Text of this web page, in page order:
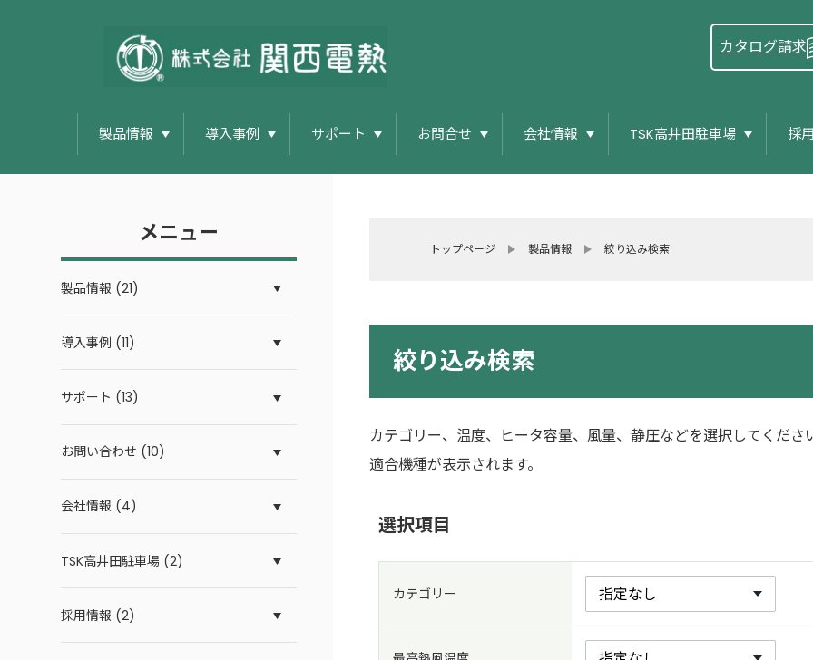
製品情報 導入事例 サポート お問合せ 会社情報 TSK高井田駐車場 採
カタログ請求
トップページ 製品情報 絞り込み検索
絞り込み検索
カテゴリー、温度、ヒータ容量、風量、静圧などを選択してくださ
適合機種が表示されます。
選択項目
カテゴリー
メニュー
製品情報 (21)
導入事例 (11)
サポート (13)
お問い合わせ (10)
会社情報 (4)
TSK高井田駐車場 (2)
採用情報 (2)